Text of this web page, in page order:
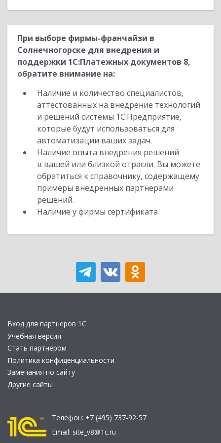
При выборе фирмы-франчайзи в
Солнечногорске для внедрения и
поддержки 1С:Платежных документов 8,
обратите внимание на:
Наличие и количество специалистов,
аттестованных на внедрение технологий
и решений системы 1С:Предприятие,
которые будут использоваться для
автоматизации ваших задач.
Наличие опыта внедрения решений
в вашей или близкой отрасли. Вы можете
обратиться к справочнику, содержащему
примеры внедренных партнерами
решений.
Наличие у фирмы сертификата
Вход для партнеров 1С
Учебная версия
Стать партнером
Политика конфиденциальности
Замечания по сайту
Другие сайты
Телефон: +7 (495) 737-92-57
Email: site_v8@1c.ru